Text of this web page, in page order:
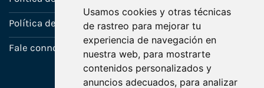
Usamos cookies y otras técnicas
de rastreo para mejorar tu
experiencia de navegación en
nuestra web, para mostrarte
contenidos personalizados y
anuncios adecuados, para analizar
Política de utilização de cookies
Fale connosco